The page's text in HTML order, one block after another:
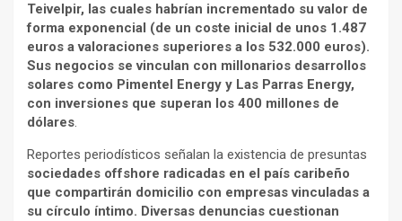
Teivelpir, las cuales habrían incrementado su valor de
forma exponencial (de un coste inicial de unos 1.487
euros a valoraciones superiores a los 532.000 euros).
Sus negocios se vinculan con millonarios desarrollos
solares como Pimentel Energy y Las Parras Energy,
con inversiones que superan los 400 millones de
dólares.
Reportes periodísticos señalan la existencia de presuntas
sociedades offshore radicadas en el país caribeño
que compartirán domicilio con empresas vinculadas a
su círculo íntimo. Diversas denuncias cuestionan